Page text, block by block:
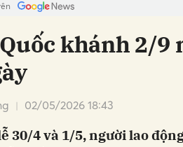
khánh 2/9
02/05/2026 18:43
30/4 và 1/5, người lao